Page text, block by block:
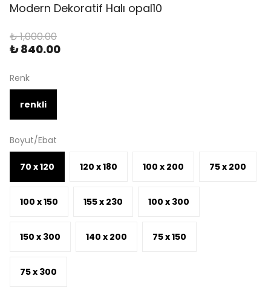
Modern Dekoratif Halı opal10
₺ 1,000.00
₺ 840.00
Renk
renkli
Boyut/Ebat
70 x 120 120 x 180 100 x 200 75 x 200
100 x 150 155 x 230 100 x 300
150 x 300 140 x 200 75 x 150
75 x 300